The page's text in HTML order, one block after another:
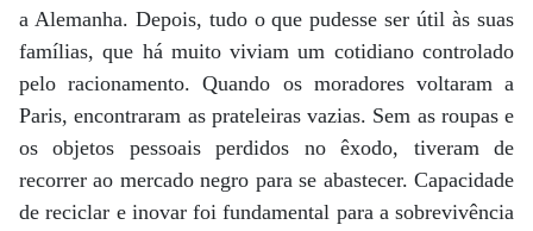
a Alemanha. Depois, tudo o que pudesse ser útil às suas
famílias, que há muito viviam um cotidiano controlado
pelo racionamento. Quando os moradores voltaram a
Paris, encontraram as prateleiras vazias. Sem as roupas e
os objetos pessoais perdidos no êxodo, tiveram de
recorrer ao mercado negro para se abastecer. Capacidade
de reciclar e inovar foi fundamental para a sobrevivência